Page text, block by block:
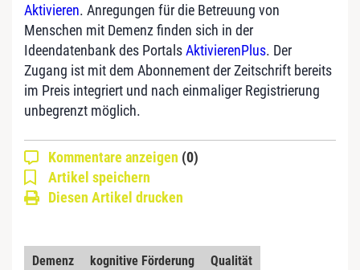
Aktivieren. Anregungen für die Betreuung von
Menschen mit Demenz finden sich in der
Ideendatenbank des PortalsAktivierenPlus. Der
Zugang ist mit dem Abonnement der Zeitschrift bereits
im Preis integriert und nach einmaliger Registrierung
unbegrenzt möglich.
Kommentare anzeigen (0)
Artikel speichern
Diesen Artikel drucken
Demenz kognitive Förderung Qualität